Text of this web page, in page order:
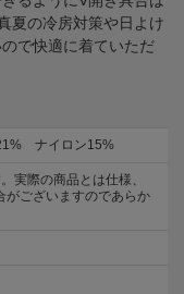
夏の冷房対策や日よけ
で快適に着ていただ
ナイロン15%
実際の商品とは仕様、
がございますのであらか